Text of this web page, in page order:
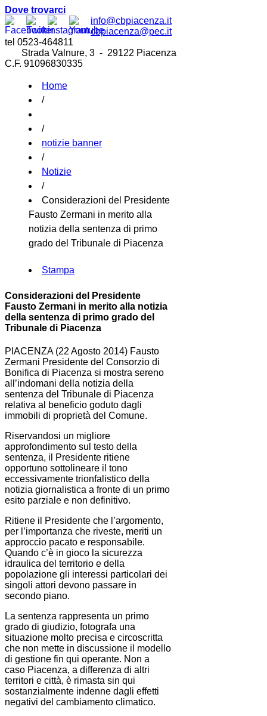
Dove trovarci
info@cbpiacenza.it
cbpiacenza@pec.it
tel 0523-464811
Strada Valnure, 3 - 29122 Piacenza
C.F. 91096830335
Home
/
/
notizie banner
/
Notizie
/
Considerazioni del Presidente
Fausto Zermani in merito alla
notizia della sentenza di primo
grado del Tribunale di Piacenza
Stampa
Considerazioni del Presidente
Fausto Zermani in merito alla notizia
della sentenza di primo grado del
Tribunale di Piacenza
PIACENZA (22 Agosto 2014) Fausto
Zermani Presidente del Consorzio di
Bonifica di Piacenza si mostra sereno
all’indomani della notizia della
sentenza del Tribunale di Piacenza
relativa al beneficio goduto dagli
immobili di proprietà del Comune.
Riservandosi un migliore
approfondimento sul testo della
sentenza, il Presidente ritiene
opportuno sottolineare il tono
eccessivamente trionfalistico della
notizia giornalistica a fronte di un primo
esito parziale e non definitivo.
Ritiene il Presidente che l’argomento,
per l’importanza che riveste, meriti un
approccio pacato e responsabile.
Quando c’è in gioco la sicurezza
idraulica del territorio e della
popolazione gli interessi particolari dei
singoli attori devono passare in
secondo piano.
La sentenza rappresenta un primo
grado di giudizio, fotografa una
situazione molto precisa e circoscritta
che non mette in discussione il modello
di gestione fin qui operante. Non a
caso Piacenza, a differenza di altri
territori e città, è rimasta sin qui
sostanzialmente indenne dagli effetti
negativi del cambiamento climatico.